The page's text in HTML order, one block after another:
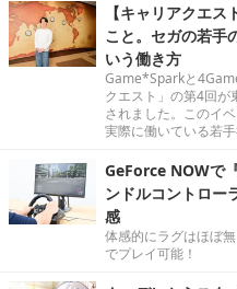
【キャリアクエ
こと。セガの若手
いう働き方
Game*Sparkと
クエスト」の第4回が
されました。このイ
実際に働いている若
GeForce NOWで
ンドルコントロー
感
体感的にラグはほぼ
でプレイ可能！